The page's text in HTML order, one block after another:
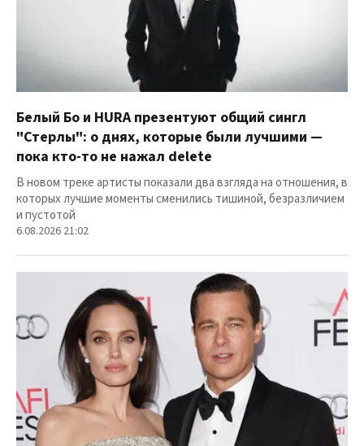
Белый Бо и HURA презентуют общий сингл
"Стерлы": о днях, которые были лучшими —
пока кто-то не нажал delete
В новом треке артисты показали два взгляда на отношения, в
которых лучшие моменты сменились тишиной, безразличием
и пустотой
6.08.2026 21:02